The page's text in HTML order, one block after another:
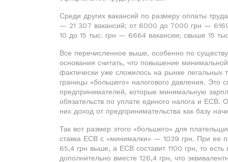
Среди других вакансий по размеру оплаты
— 21 307 вакансий; от 6000 до 7000 грн —
10 до 15 тыс. грн — 6664 вакансии; свыше 15
Все перечисленное выше, особенно по
основания считать, что повышение
фактически уже сложилось на рынке легальных
границы «большего» налогового давления. Это
предпринимателей, которые минимальную
обязательств по уплате единого налога и ЕСВ.
них доход от предпринимательства как базу
Так вот размер этого «большего» для
ставка ЕСВ с «минималки» — 1039 грн. При ее
65,4 грн выше, а ЕСВ составит 1100 грн, то
дополнительно вместе 126,4 грн, что